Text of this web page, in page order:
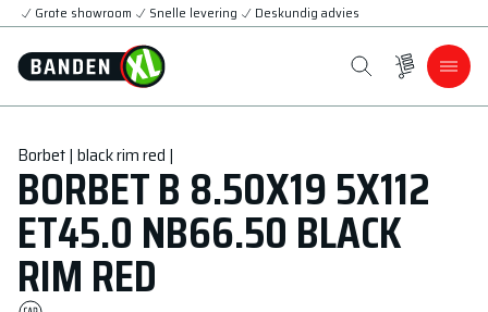
Grote showroom Snelle levering Deskundig advies
Borbet | black rim red |
BORBET B 8.50X19 5X112
ET45.0 NB66.50 BLACK
RIM RED